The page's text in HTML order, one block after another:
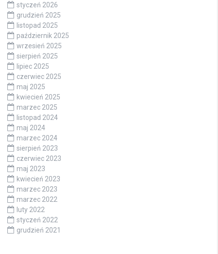
styczeń 2026
grudzień 2025
listopad 2025
październik 2025
wrzesień 2025
sierpień 2025
lipiec 2025
czerwiec 2025
maj 2025
kwiecień 2025
marzec 2025
listopad 2024
maj 2024
marzec 2024
sierpień 2023
czerwiec 2023
maj 2023
kwiecień 2023
marzec 2023
marzec 2022
luty 2022
styczeń 2022
grudzień 2021